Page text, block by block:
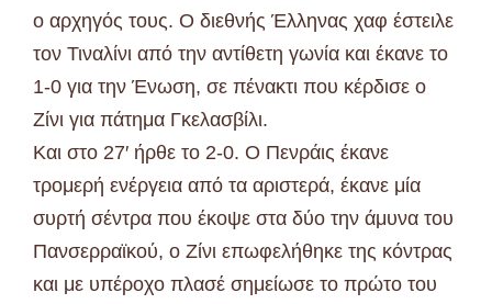
ο αρχηγός τους. Ο διεθνής Έλληνας χαφ έστειλε
τον Τιναλίνι από την αντίθετη γωνία και έκανε το
1-0 για την Ένωση, σε πένακτι που κέρδισε ο
Ζίνι για πάτημα Γκελασβίλι.
Και στο 27′ ήρθε το 2-0. Ο Πενράις έκανε
τρομερή ενέργεια από τα αριστερά, έκανε μία
συρτή σέντρα που έκοψε στα δύο την άμυνα του
Πανσερραϊκού, ο Ζίνι επωφελήθηκε της κόντρας
και με υπέροχο πλασέ σημείωσε το πρώτο του